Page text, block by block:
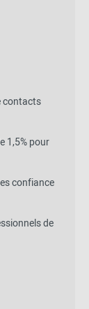
contacts
1,5% pour
confiance
de